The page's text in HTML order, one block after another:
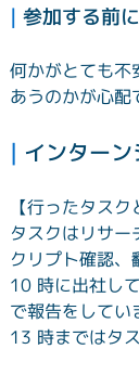
| 参加する前
何かがとても不
あうのかが心配
| インター
【行ったタスク
タスクはリサ
クリプト確認、
10 時に出社し
で報告をして
13 時まではタ